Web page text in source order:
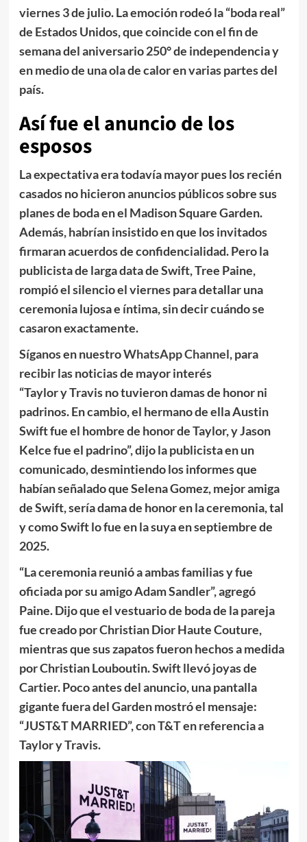
viernes 3 de julio. La emoción rodeó la “boda real”
de Estados Unidos, que coincide con el fin de
semana del aniversario 250° de independencia y
en medio de una ola de calor en varias partes del
país.
Así fue el anuncio de los
esposos
La expectativa era todavía mayor pues los recién
casados no hicieron anuncios públicos sobre sus
planes de boda en el Madison Square Garden.
Además, habrían insistido en que los invitados
firmaran acuerdos de confidencialidad. Pero la
publicista de larga data de Swift, Tree Paine,
rompió el silencio el viernes para detallar una
ceremonia lujosa e íntima, sin decir cuándo se
casaron exactamente.
Síganos en nuestroWhatsApp Channel, para
recibir las noticias de mayor interés
“Taylor y Travis no tuvieron damas de honor ni
padrinos. En cambio, el hermano de ella Austin
Swift fue el hombre de honor de Taylor, y Jason
Kelce fue el padrino”, dijo la publicista en un
comunicado, desmintiendo los informes que
habían señalado que Selena Gomez, mejor amiga
de Swift, sería dama de honor en la ceremonia, tal
y como Swift lo fue en la suya en septiembre de
2025.
“La ceremonia reunió a ambas familias y fue
oficiada por su amigo Adam Sandler”, agregó
Paine. Dijo que el vestuario de boda de la pareja
fue creado por Christian Dior Haute Couture,
mientras que sus zapatos fueron hechos a medida
por Christian Louboutin. Swift llevó joyas de
Cartier. Poco antes del anuncio,una pantalla
gigante fuera del Garden mostró el mensaje:
“JUST&T MARRIED”, con T&T en referencia a
Taylor y Travis.